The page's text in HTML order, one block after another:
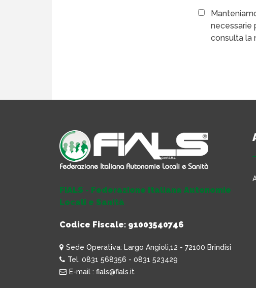
necessarie
consulta la
FIALS - Federazione Italiana Autonomie
Locali e Sanità
Codice Fiscale: 91003540746
Sede Operativa: Largo Angioli,12 - 72100 Brindisi
Tel. 0831 568356 - 0831 523429
E-mail : fials@fials.it